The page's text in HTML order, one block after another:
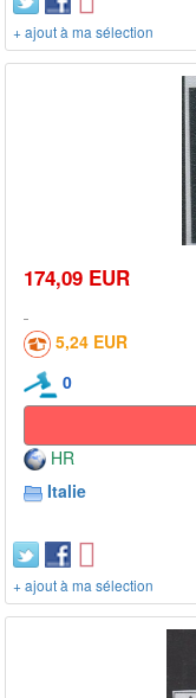
+ ajout à ma sélection
174,09 EUR
5,24 EUR
0
HR
Italie
+ ajout à ma sélection